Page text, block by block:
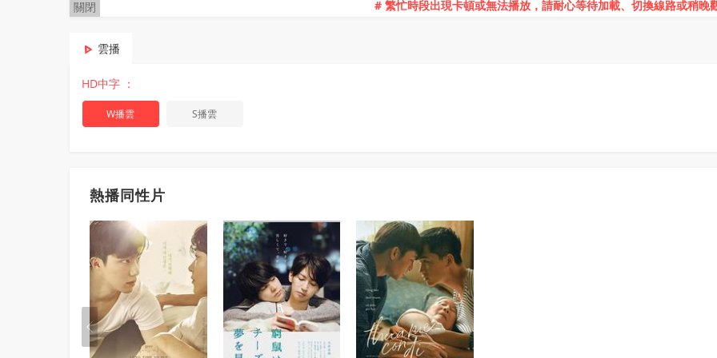
關閉 # 繁忙時段出現卡頓或無法播放，請耐心等待加載、切換線路或稍晚
雲播
HD中字 ：
W播雲 S播雲
熱播同性片